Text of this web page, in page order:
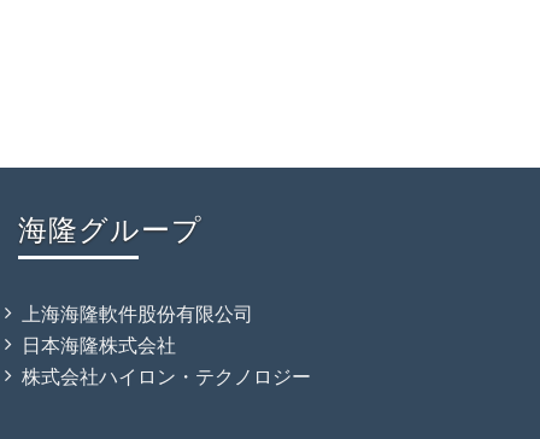
海隆グループ
上海海隆軟件股份有限公司
日本海隆株式会社
株式会社ハイロン・テクノロジー